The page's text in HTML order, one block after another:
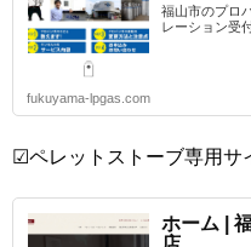
福山市のプロ
レーション受
fukuyama-lpgas.com
☑ペレットストーブ専用サ
ホーム |